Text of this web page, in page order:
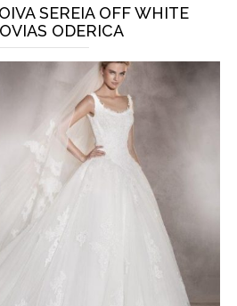
SEREIA OFF WHITE
ODERICA